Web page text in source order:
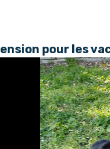
pour les